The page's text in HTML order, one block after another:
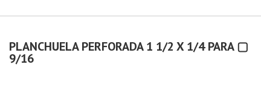
PLANCHUELA PERFORADA 1 1/2 X 1/4 PARA ▢
9/16